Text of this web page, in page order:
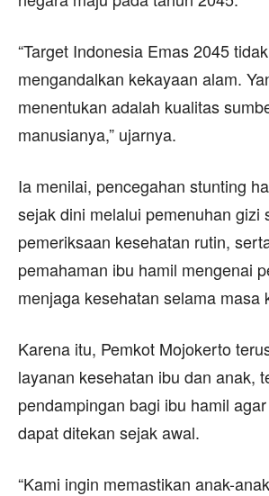
“Target Indonesia Emas 2045
mengandalkan kekayaan alam.
menentukan adalah kualitas
manusianya,” ujarnya.
Ia menilai, pencegahan stunting
sejak dini melalui pemenuhan gizi
pemeriksaan kesehatan rutin,
pemahaman ibu hamil mengenai
menjaga kesehatan selama masa
Karena itu, Pemkot Mojokerto
layanan kesehatan ibu dan anak,
pendampingan bagi ibu hamil
dapat ditekan sejak awal.
“Kami ingin memastikan anak-